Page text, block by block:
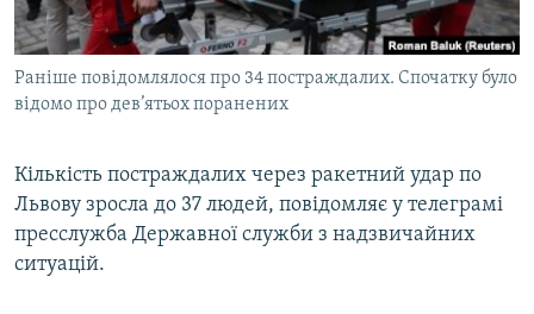
УКРАЇНСЬКА ПРОБЛЕМА КРИМУ
ІНФОГРАФІКА
Qırımtatar
ДОЛУЧАЙСЯ!
Усі сайти RFE/RL
Раніше повідомлялося про 34 постраждалих. Спочатку було
відомо про дев’ятьох поранених
Кількість постраждалих через ракетний удар по
Львову зросла до 37 людей, повідомляє у телеграмі
пресслужба Державної служби з надзвичайних
ситуацій.